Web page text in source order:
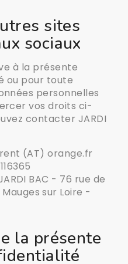
sites
sociaux
à la présente
ou pour toute
personnelles
vos droits ci-
contacter JARDI
(AT) orange.fr
BAC - 76 rue de
sur Loire -
la présente